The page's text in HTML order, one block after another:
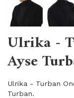
Ulrika -
Ayse
Ulrika - Turban
Turban.